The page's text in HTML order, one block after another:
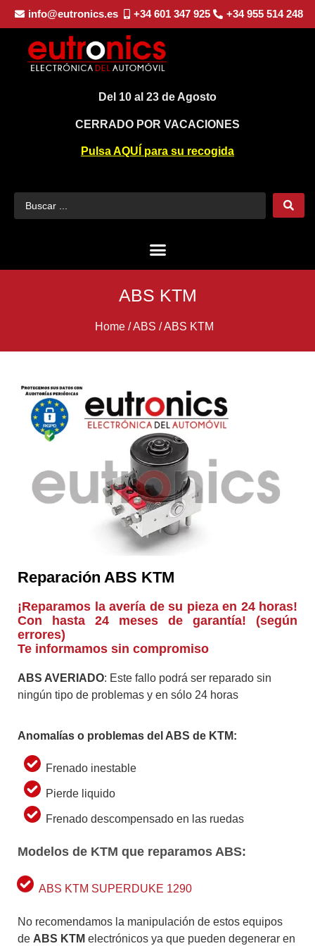
info@eutronics.es +34 601 347 925 +34 955 514 248
Del 10 al 23 de Agosto
CERRADO POR VACACIONES
Pulsa AQUÍ para su recogida
ABS KTM
Home /ABS /ABS KTM
Reparación ABS KTM
¡Reparamos la avería de su pieza en 24 horas!
Con hasta 24 meses de garantía! (según
errores)
Te informamos sin compromiso
ABS AVERIADO: Este fallo podrá ser reparado sin
ningún tipo de problemas y en sólo 24 horas
Anomalías o problemas del ABS de KTM:
Frenado inestable
Pierde liquido
Frenado descompensado en las ruedas
Modelos de KTM que reparamos ABS:
ABS KTM SUPERDUKE 1290
No recomendamos la manipulación de estos equipos
de ABS KTM electrónicos ya que pueden degenerar en